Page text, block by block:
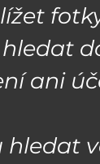
ani
hledat